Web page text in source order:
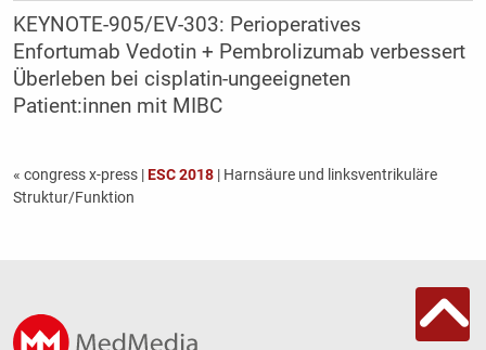
KEYNOTE-905/EV-303: Perioperatives
Enfortumab Vedotin + Pembrolizumab verbessert
Überleben bei cisplatin-ungeeigneten
Patient:innen mit MIBC
« congress x-press |ESC 2018| Harnsäure und linksventrikuläre
Struktur/Funktion